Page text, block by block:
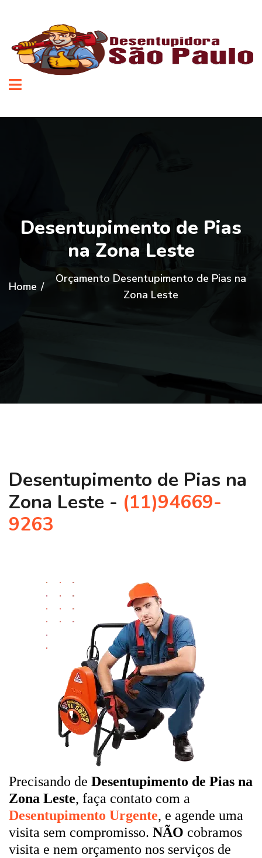
Desentupimento de Pias
na Zona Leste
Home /
Orçamento Desentupimento de Pias na
Zona Leste
Desentupimento de Pias na
Zona Leste - (11)94669-
9263
Precisando de Desentupimento de Pias na
Zona Leste, faça contato com a
Desentupimento Urgente, e agende uma
visita sem compromisso. NÃO cobramos
visita e nem orçamento nos serviços de